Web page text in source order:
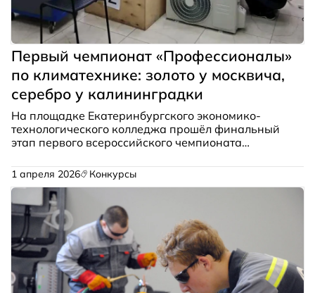
Первый чемпионат «Профессионалы»
по климатехнике: золото у москвича,
серебро у калининградки
На площадке Екатеринбургского экономико-
технологического колледжа прошёл финальный
этап первого всероссийского чемпионата
«Вентиляция и климатические системы». Золотую
медаль завоевал Лев Колесник (Москва),
серебряную медаль — Арина Куликова
(Калининград).
1 апреля 2026 Конкурсы